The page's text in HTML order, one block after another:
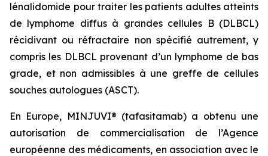
lénalidomide pour traiter les patients adultes atteints
de lymphome diffus à grandes cellules B (DLBCL)
récidivant ou réfractaire non spécifié autrement, y
compris les DLBCL provenant d’un lymphome de bas
grade, et non admissibles à une greffe de cellules
souches autologues (ASCT).
En Europe, MINJUVI® (tafasitamab) a obtenu une
autorisation de commercialisation de l’Agence
européenne des médicaments, en association avec le